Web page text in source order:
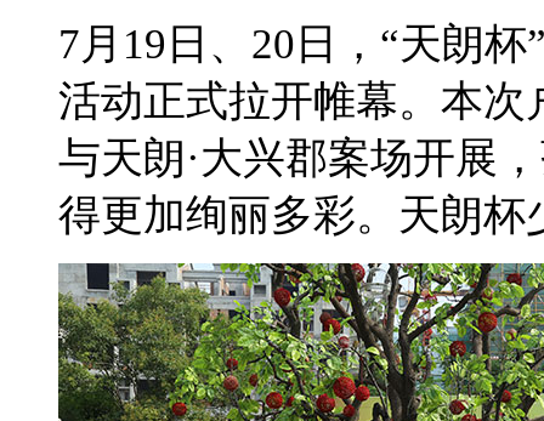
7月19日、20日，“天朗
活动正式拉开帷幕。本次
与天朗·大兴郡案场开展
得更加绚丽多彩。天朗杯